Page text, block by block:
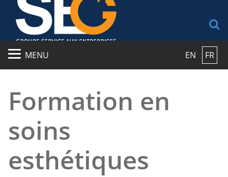
MENU EN FR
Formation en
soins
esthétiques